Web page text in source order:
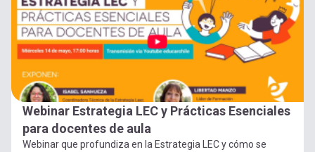
Webinar Estrategia LEC y Prácticas Esenciales
para docentes de aula
Webinar que profundiza en la Estrategia LEC y cómo se